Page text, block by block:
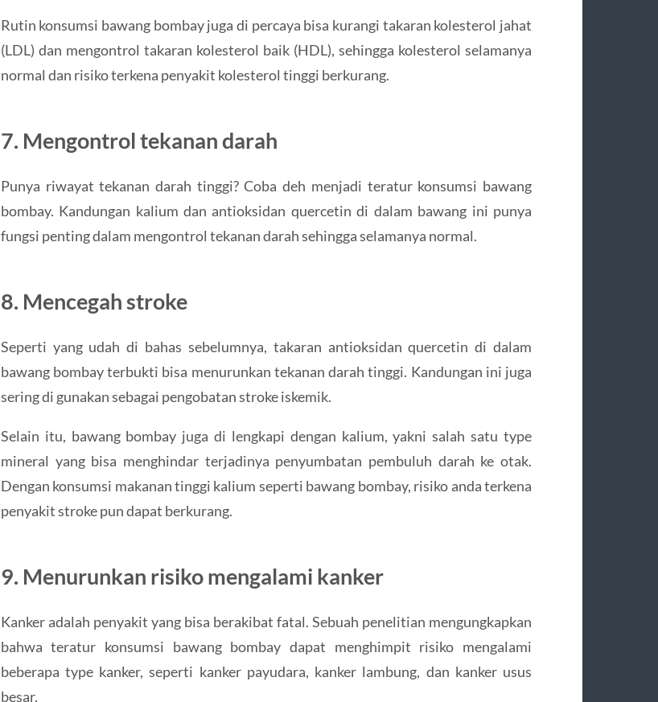
Rutin konsumsi bawang bombay juga di percaya bisa kurangi takaran kolesterol jahat
(LDL) dan mengontrol takaran kolesterol baik (HDL), sehingga kolesterol selamanya
normal dan risiko terkena penyakit kolesterol tinggi berkurang.
7. Mengontrol tekanan darah
Punya riwayat tekanan darah tinggi? Coba deh menjadi teratur konsumsi bawang
bombay. Kandungan kalium dan antioksidan quercetin di dalam bawang ini punya
fungsi penting dalam mengontrol tekanan darah sehingga selamanya normal.
8. Mencegah stroke
Seperti yang udah di bahas sebelumnya, takaran antioksidan quercetin di dalam
bawang bombay terbukti bisa menurunkan tekanan darah tinggi. Kandungan ini juga
sering di gunakan sebagai pengobatan stroke iskemik.
Selain itu, bawang bombay juga di lengkapi dengan kalium, yakni salah satu type
mineral yang bisa menghindar terjadinya penyumbatan pembuluh darah ke otak.
Dengan konsumsi makanan tinggi kalium seperti bawang bombay, risiko anda terkena
penyakit stroke pun dapat berkurang.
9. Menurunkan risiko mengalami kanker
Kanker adalah penyakit yang bisa berakibat fatal. Sebuah penelitian mengungkapkan
bahwa teratur konsumsi bawang bombay dapat menghimpit risiko mengalami
beberapa type kanker, seperti kanker payudara, kanker lambung, dan kanker usus
besar.